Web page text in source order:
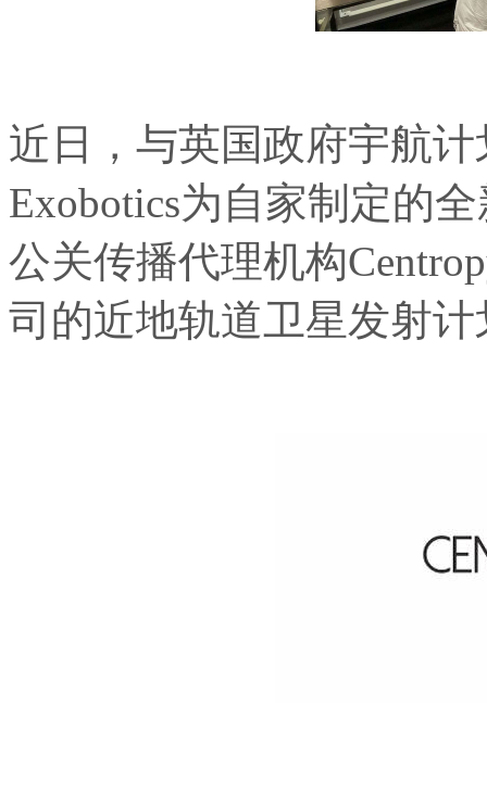
近日，与英国政府宇航
Exobotics为自家制定的
公关传播代理机构
司的近地轨道卫星发射计